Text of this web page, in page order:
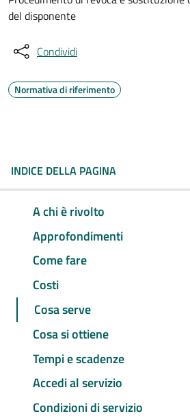
del disponente
Condividi
Normativa di riferimento
INDICE DELLA PAGINA
A chi è rivolto
Approfondimenti
Come fare
Costi
Cosa serve
Cosa si ottiene
Tempi e scadenze
Accedi al servizio
Condizioni di servizio